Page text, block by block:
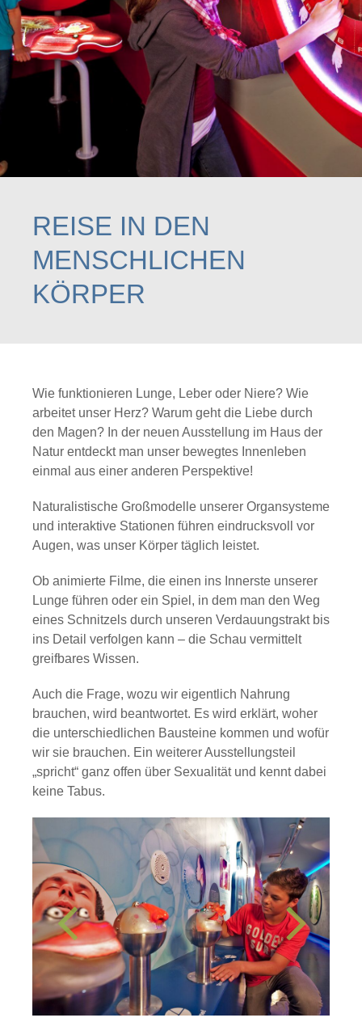
REISE IN DEN
MENSCHLICHEN
KÖRPER
Wie funktionieren Lunge, Leber oder Niere? Wie
arbeitet unser Herz? Warum geht die Liebe durch
den Magen? In der neuen Ausstellung im Haus der
Natur entdeckt man unser bewegtes Innenleben
einmal aus einer anderen Perspektive!
Naturalistische Großmodelle unserer Organsysteme
und interaktive Stationen führen eindrucksvoll vor
Augen, was unser Körper täglich leistet.
Ob animierte Filme, die einen ins Innerste unserer
Lunge führen oder ein Spiel, in dem man den Weg
eines Schnitzels durch unseren Verdauungstrakt bis
ins Detail verfolgen kann – die Schau vermittelt
greifbares Wissen.
Auch die Frage, wozu wir eigentlich Nahrung
brauchen, wird beantwortet. Es wird erklärt, woher
die unterschiedlichen Bausteine kommen und wofür
wir sie brauchen. Ein weiterer Ausstellungsteil
„spricht“ ganz offen über Sexualität und kennt dabei
keine Tabus.